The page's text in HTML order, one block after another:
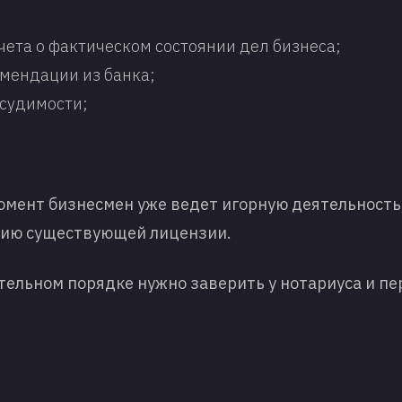
о фактическом состоянии дел бизнеса;
из банка;
бизнесмен уже ведет игорную
существующей лицензии.
порядке нужно заверить у нотариуса и